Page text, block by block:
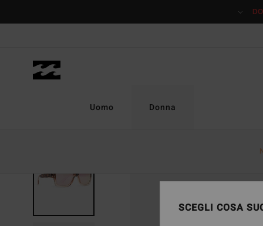
prodotto
Uomo Donna
SCEGLI COSA